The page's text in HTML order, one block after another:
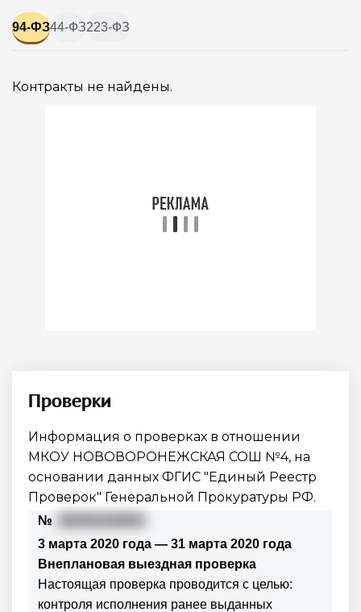
94-ФЗ44-ФЗ223-ФЗ
Контракты не найдены.
Проверки
Информация о проверках в отношении
МКОУ НОВОВОРОНЕЖСКАЯ СОШ №4, на
основании данных ФГИС "Единый Реестр
Проверок" Генеральной Прокуратуры РФ.
№
3 марта 2020 года — 31 марта 2020 года
Внеплановая выездная проверка
Настоящая проверка проводится с целью:
контроля исполнения ранее выданных